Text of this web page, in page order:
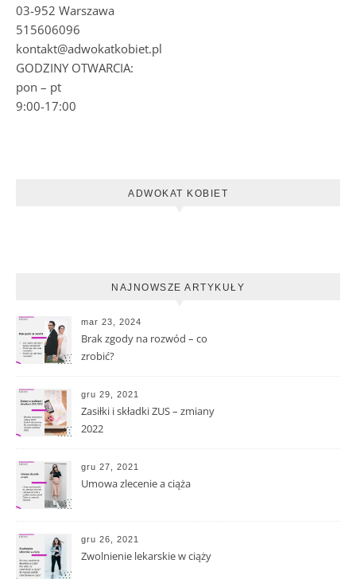
03-952 Warszawa
515606096
kontakt@adwokatkobiet.pl
GODZINY OTWARCIA:
pon – pt
9:00-17:00
ADWOKAT KOBIET
NAJNOWSZE ARTYKUŁY
mar 23, 2024
Brak zgody na rozwód – co
zrobić?
gru 29, 2021
Zasiłki i składki ZUS – zmiany
2022
gru 27, 2021
Umowa zlecenie a ciąża
gru 26, 2021
Zwolnienie lekarskie w ciąży